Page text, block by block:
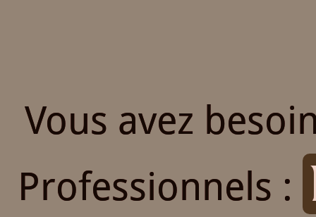
Vous avez
Professionnels :